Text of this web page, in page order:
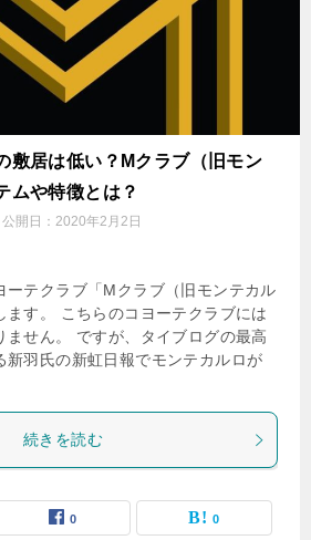
敷居は低い？Mクラブ（旧モン
ムや特徴とは？
公開日： 2020年2月2日
ーテクラブ「Mクラブ（旧モンテカル
ます。 こちらのコヨーテクラブには
ません。 ですが、タイブログの最高
新羽氏の新虹日報でモンテカルロが
続きを読む
0 0